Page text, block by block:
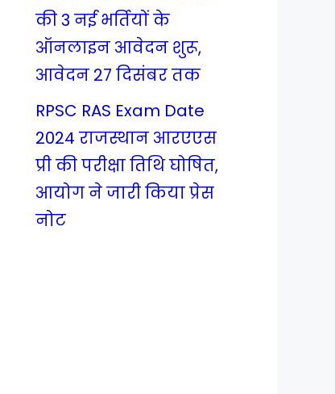
की 3 नई भर्तियों के
ऑनलाइन आवेदन शुरू,
आवेदन 27 दिसंबर तक
RPSC RAS Exam Date
2024 राजस्थान आरएएस
प्री की परीक्षा तिथि घोषित,
आयोग ने जारी किया प्रेस
नोट